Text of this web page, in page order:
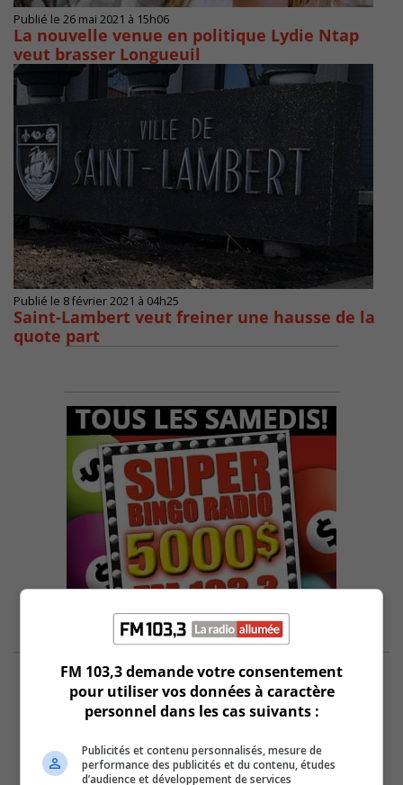
Publié le 26 mai 2021 à 15h06
La nouvelle venue en politique Lydie Ntap
veut brasser Longueuil
Publié le 8 février 2021 à 04h25
Saint-Lambert veut freiner une hausse de la
quote part
FM 103,3 demande votre consentement
pour utiliser vos données à caractère
personnel dans les cas suivants :
Publicités et contenu personnalisés, mesure de
performance des publicités et du contenu, études
d’audience et développement de services